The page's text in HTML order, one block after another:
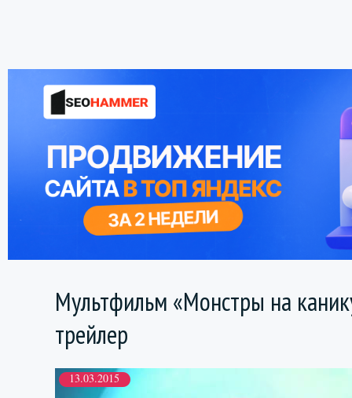
Мультфильм «Монстры на
трейлер
13.03.2015